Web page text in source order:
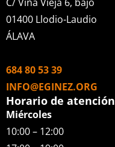
01400 Llodio-Laudio
ÁLAVA
684 80 53 39
INFO@EGINEZ.ORG
Horario de atención
Miércoles
10:00 – 12:00